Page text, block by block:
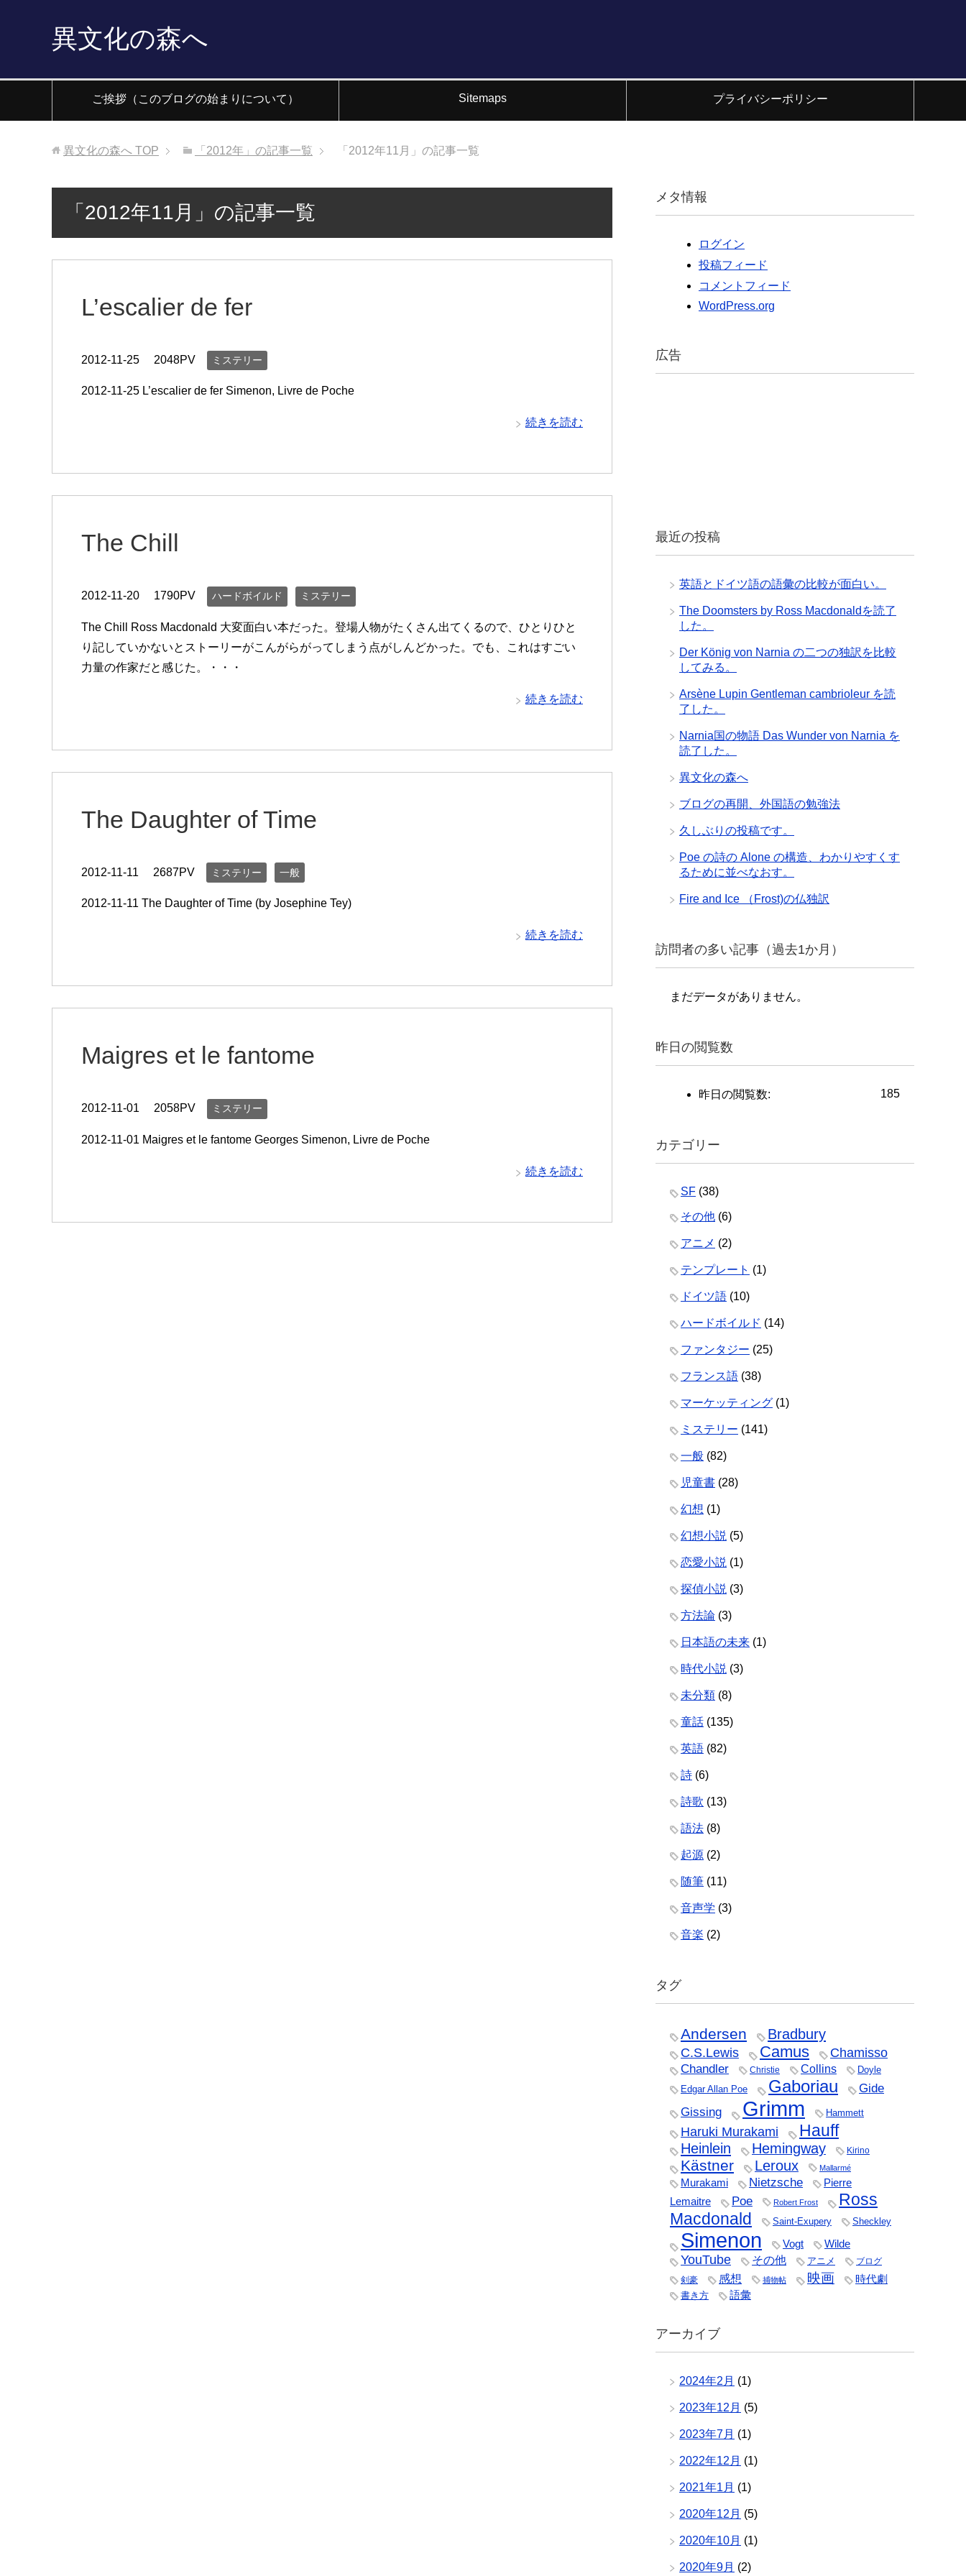
異文化の森へ
ご挨拶（このブログの始まりについて） Sitemaps プライバシーポリシー
異文化の森へ TOP 「2012年」の記事一覧 「2012年11月」の記事一覧
「2012年11月」の記事一覧
L’escalier de fer
2012-11-25 2048PV ミステリー
2012-11-25 L’escalier de fer Simenon, Livre de Poche
続きを読む
The Chill
2012-11-20 1790PV ハードボイルド ミステリー
The Chill Ross Macdonald 大変面白い本だった。登場人物がたくさん出てくるので、ひとりひと
り記していかないとストーリーがこんがらがってしまう点がしんどかった。でも、これはすごい
力量の作家だと感じた。・・・
続きを読む
The Daughter of Time
2012-11-11 2687PV ミステリー 一般
2012-11-11 The Daughter of Time (by Josephine Tey)
続きを読む
Maigres et le fantome
2012-11-01 2058PV ミステリー
2012-11-01 Maigres et le fantome Georges Simenon, Livre de Poche
続きを読む
メタ情報
ログイン
投稿フィード
コメントフィード
WordPress.org
広告
最近の投稿
英語とドイツ語の語彙の比較が面白い。
The Doomsters by Ross Macdonaldを読了
した。
Der König von Narnia の二つの独訳を比較
してみる。
Arsène Lupin Gentleman cambrioleur を読
了した。
Narnia国の物語 Das Wunder von Narnia を
読了した。
異文化の森へ
ブログの再開、外国語の勉強法
久しぶりの投稿です。
Poe の詩の Alone の構造、わかりやすくす
るために並べなおす。
Fire and Ice （Frost)の仏独訳
訪問者の多い記事（過去1か月）
まだデータがありません。
昨日の閲覧数
185
昨日の閲覧数:
カテゴリー
SF (38)
その他 (6)
アニメ (2)
テンプレート (1)
ドイツ語 (10)
ハードボイルド (14)
ファンタジー (25)
フランス語 (38)
マーケッティング (1)
ミステリー (141)
一般 (82)
児童書 (28)
幻想 (1)
幻想小説 (5)
恋愛小説 (1)
探偵小説 (3)
方法論 (3)
日本語の未来 (1)
時代小説 (3)
未分類 (8)
童話 (135)
英語 (82)
詩 (6)
詩歌 (13)
語法 (8)
起源 (2)
随筆 (11)
音声学 (3)
音楽 (2)
タグ
Andersen Bradbury
C.S.Lewis Camus
Chamisso
Chandler
Christie Collins
Doyle
Edgar Allan Poe
Gaboriau
Gide
Gissing
Grimm Hammett
Haruki Murakami Hauff
Heinlein Hemingway Kirino
Kästner Leroux Mallarmé
Murakami Nietzsche
Pierre
Lemaitre
Poe Robert Frost
Ross
Macdonald
Saint-Exupery Sheckley
Simenon Vogt Wilde
YouTube その他 アニメ
ブログ
剣豪
感想 捕物帖 映画 時代劇
書き方 語彙
アーカイブ
2024年2月 (1)
2023年12月 (5)
2023年7月 (1)
2022年12月 (1)
2021年1月 (1)
2020年12月 (5)
2020年10月 (1)
2020年9月 (2)